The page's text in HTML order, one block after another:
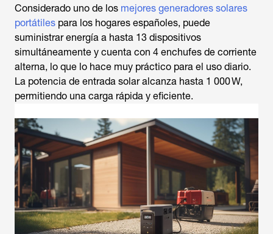
Considerado uno de los mejores generadores solares
portátiles para los hogares españoles, puede
suministrar energía a hasta 13 dispositivos
simultáneamente y cuenta con 4 enchufes de corriente
alterna, lo que lo hace muy práctico para el uso diario.
La potencia de entrada solar alcanza hasta 1 000 W,
permitiendo una carga rápida y eficiente.